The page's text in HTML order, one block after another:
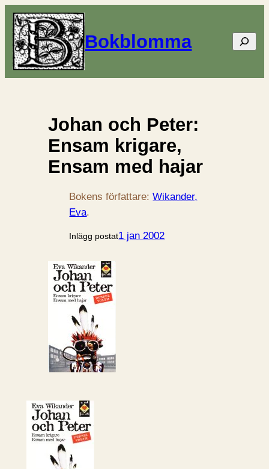
Bokblomma Sök
Johan och Peter:
Ensam krigare,
Ensam med hajar
Bokens författare:Wikander,
Eva.
Inlägg postat1 jan 2002